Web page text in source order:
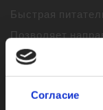
Согласие
Быстрая
Позволяет
наиболее
Облегчает